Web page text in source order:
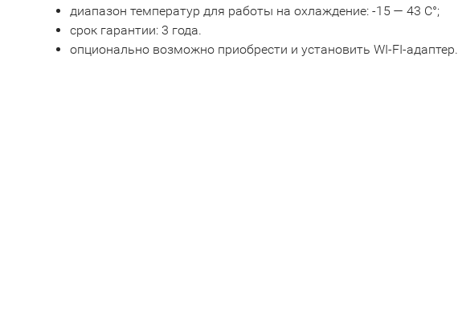
диапазон температур для работы на охлаждение: -15 — 43 С°;
срок гарантии: 3 года.
опционально возможно приобрести и установить WI-FI-адаптер.